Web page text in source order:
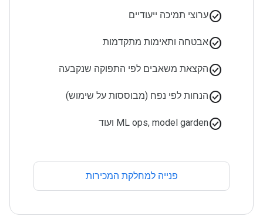
check_circleערוצי תמיכה ייעודיים
check_circleאבטחה ותאימות מתקדמות
check_circleהקצאת משאבים לפי התפוקה שנקבעה
check_circleהנחות לפי נפח (מבוססות על שימוש)
check_circleML ops, model garden ועוד
פנייה למחלקת המכירות